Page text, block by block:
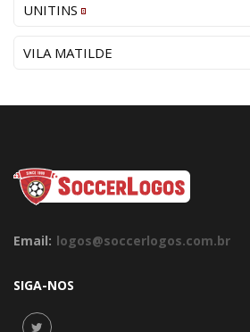
UNITINS
VILA MATILDE
Email: logos@soccerlogos.com.br
SIGA-NOS